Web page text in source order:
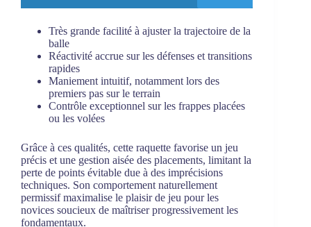
Très grande facilité à ajuster la trajectoire de la
balle
Réactivité accrue sur les défenses et transitions
rapides
Maniement intuitif, notamment lors des
premiers pas sur le terrain
Contrôle exceptionnel sur les frappes placées
ou les volées
Grâce à ces qualités, cette raquette favorise un jeu
précis et une gestion aisée des placements, limitant la
perte de points évitable due à des imprécisions
techniques. Son comportement naturellement
permissif maximalise le plaisir de jeu pour les
novices soucieux de maîtriser progressivement les
fondamentaux.